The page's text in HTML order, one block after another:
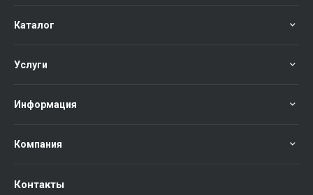
Каталог
Услуги
Информация
Компания
Контакты